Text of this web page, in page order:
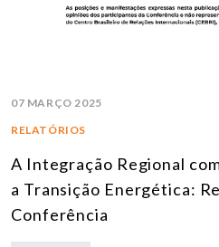
07 MARÇO 2025
RELATÓRIOS
A Integração Regional
a Transição Energética:
Conferência